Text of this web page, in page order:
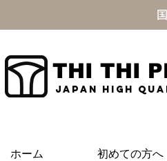
THI THI
JAPAN high
ホーム 初めての方へ